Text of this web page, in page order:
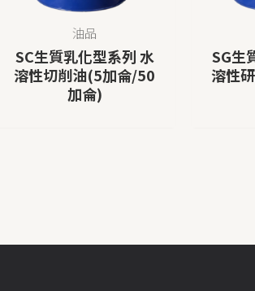
油品
SC生質乳化型系列 水
溶性切削油(5加侖/50
加侖)
SG生
溶性